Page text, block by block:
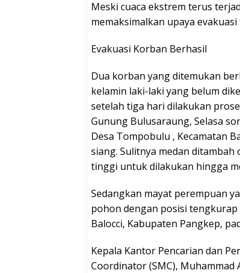
Meski cuaca ekstrem terus
memaksimalkan upaya
Evakuasi Korban Berhasil
Dua korban yang ditemukan
kelamin laki-laki yang belum
setelah tiga hari dilakukan
Gunung Bulusaraung, Selasa
Desa Tompobulu , Kecamatan
siang. Sulitnya medan
tinggi untuk dilakukan hingga
Sedangkan mayat perempuan
pohon dengan posisi tengkurap
Balocci, Kabupaten Pangkep,
Kepala Kantor Pencarian dan
Coordinator (SMC),